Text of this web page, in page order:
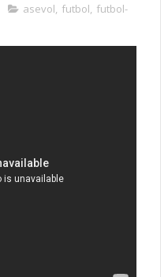
asevol, futbol, futbol-